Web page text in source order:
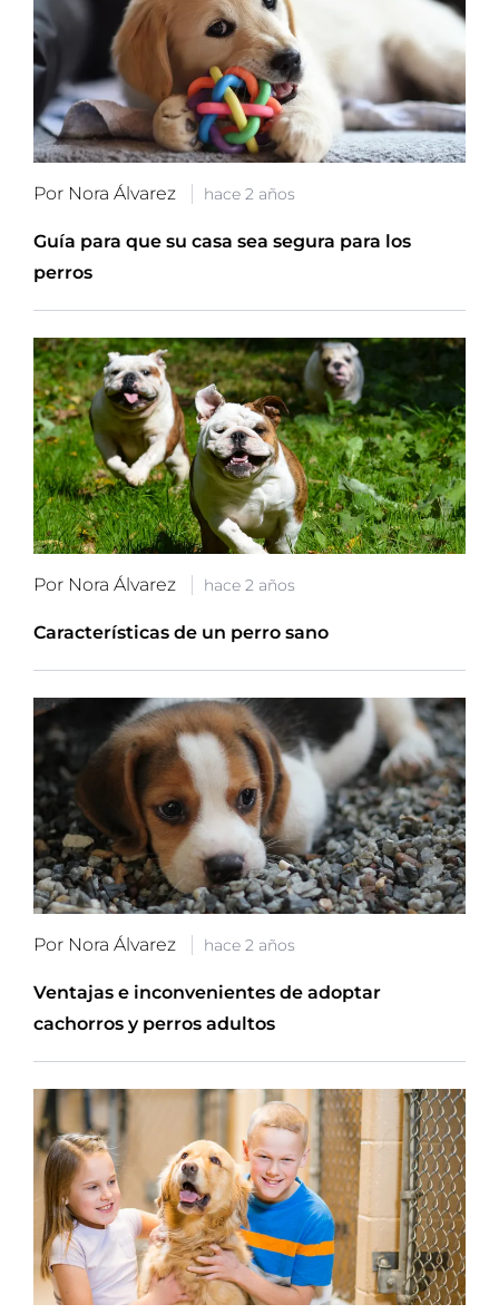
Por Nora Álvarez hace 2 años
Guía para que su casa sea segura para los
perros
Por Nora Álvarez hace 2 años
Características de un perro sano
Por Nora Álvarez hace 2 años
Ventajas e inconvenientes de adoptar
cachorros y perros adultos